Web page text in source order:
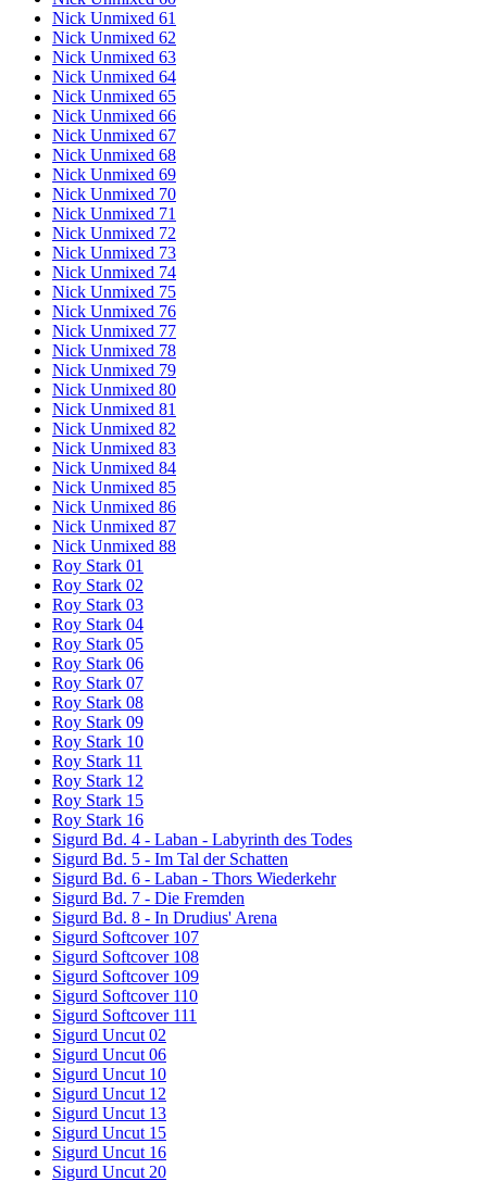
Nick Unmixed 61
Nick Unmixed 62
Nick Unmixed 63
Nick Unmixed 64
Nick Unmixed 65
Nick Unmixed 66
Nick Unmixed 67
Nick Unmixed 68
Nick Unmixed 69
Nick Unmixed 70
Nick Unmixed 71
Nick Unmixed 72
Nick Unmixed 73
Nick Unmixed 74
Nick Unmixed 75
Nick Unmixed 76
Nick Unmixed 77
Nick Unmixed 78
Nick Unmixed 79
Nick Unmixed 80
Nick Unmixed 81
Nick Unmixed 82
Nick Unmixed 83
Nick Unmixed 84
Nick Unmixed 85
Nick Unmixed 86
Nick Unmixed 87
Nick Unmixed 88
Roy Stark 01
Roy Stark 02
Roy Stark 03
Roy Stark 04
Roy Stark 05
Roy Stark 06
Roy Stark 07
Roy Stark 08
Roy Stark 09
Roy Stark 10
Roy Stark 11
Roy Stark 12
Roy Stark 15
Roy Stark 16
Sigurd Bd. 4 - Laban - Labyrinth des Todes
Sigurd Bd. 5 - Im Tal der Schatten
Sigurd Bd. 6 - Laban - Thors Wiederkehr
Sigurd Bd. 7 - Die Fremden
Sigurd Bd. 8 - In Drudius' Arena
Sigurd Softcover 107
Sigurd Softcover 108
Sigurd Softcover 109
Sigurd Softcover 110
Sigurd Softcover 111
Sigurd Uncut 02
Sigurd Uncut 06
Sigurd Uncut 10
Sigurd Uncut 12
Sigurd Uncut 13
Sigurd Uncut 15
Sigurd Uncut 16
Sigurd Uncut 20